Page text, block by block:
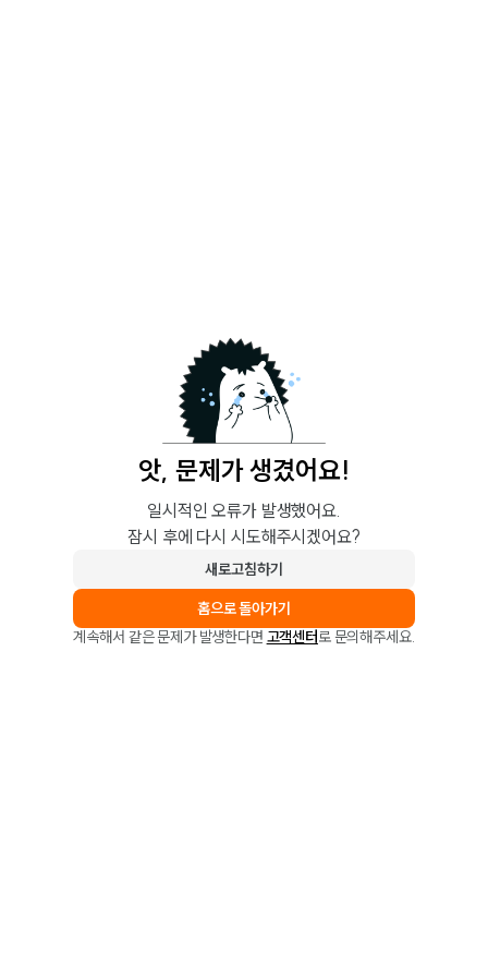
앗, 문제가 생겼어요!
일시적인 오류가 발생했어요.
잠시 후에 다시 시도해주시겠어요?
새로고침하기
홈으로 돌아가기
계속해서 같은 문제가 발생한다면 고객센터로 문의해주세요.